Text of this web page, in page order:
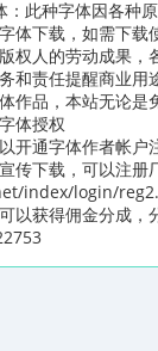
：此种字体因各种
体下载，如需下载
权人的劳动成果，
和责任提醒商业用
作品，本站无论是
体授权
开通字体作者帐户
传下载，可以注册
index/login/
以获得佣金分成，